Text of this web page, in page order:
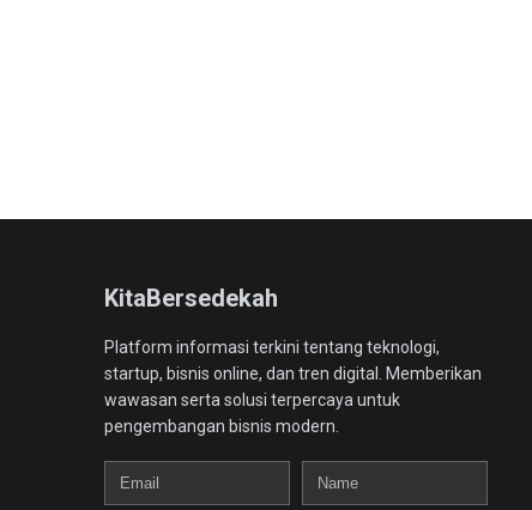
KitaBersedekah
Platform informasi terkini tentang teknologi,
startup, bisnis online, dan tren digital. Memberikan
wawasan serta solusi terpercaya untuk
pengembangan bisnis modern.
Email
Name